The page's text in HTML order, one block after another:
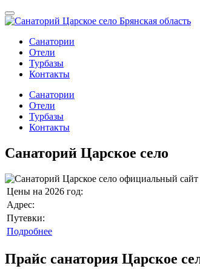
Санатории
Отели
Турбазы
Контакты
Санатории
Отели
Турбазы
Контакты
Санаторий Царское село
Цены на 2026 год:
Адрес:
Путевки:
Подробнее
Прайс санатория Царское